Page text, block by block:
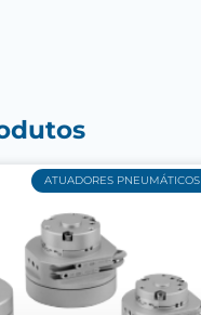
ATUADORES PNEUMÁTICOS